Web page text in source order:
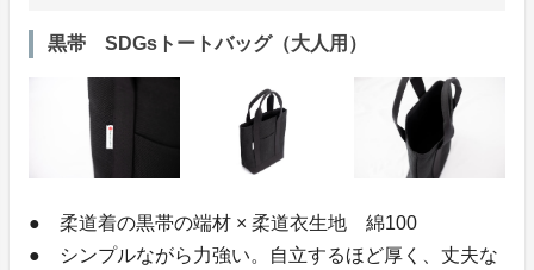
黒帯 SDGsトートバッグ（大人用）
● 柔道着の黒帯の端材 × 柔道衣生地 綿100
● シンプルながら力強い。自立するほど厚く、丈夫な